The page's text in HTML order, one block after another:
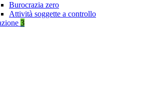
Burocrazia zero
Attività soggette a controllo
3